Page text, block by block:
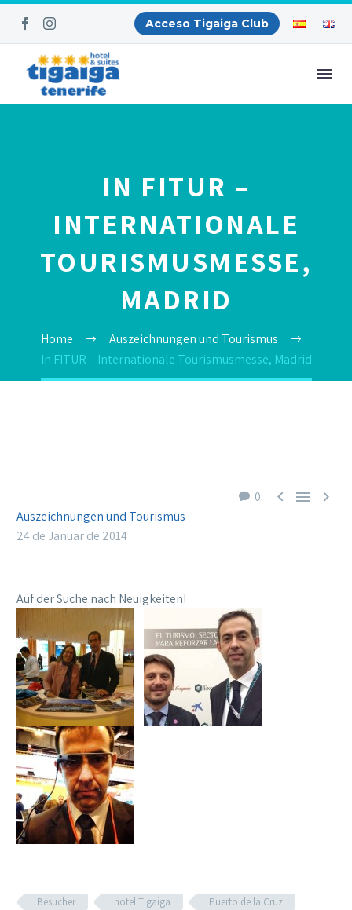
Acceso Tigaiga Club
IN FITUR –
INTERNATIONALE
TOURISMUSMESSE,
MADRID
Home
Auszeichnungen und Tourismus
In FITUR – Internationale Tourismusmesse, Madrid
0   
Auszeichnungen und Tourismus
24 de Januar de 2014
Auf der Suche nach Neuigkeiten!
Besucher hotel Tigaiga
Puerto de la Cruz